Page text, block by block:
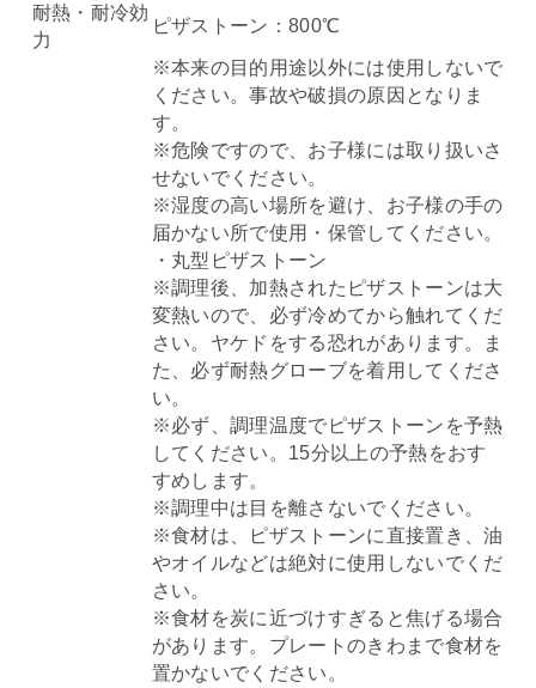
耐熱・耐冷効
力
ピザストーン：800℃
※本来の目的用途以外には使用しないで
ください。事故や破損の原因となりま
す。
※危険ですので、お子様には取り扱いさ
せないでください。
※湿度の高い場所を避け、お子様の手の
届かない所で使用・保管してください。
・丸型ピザストーン
※調理後、加熱されたピザストーンは大
変熱いので、必ず冷めてから触れてくだ
さい。ヤケドをする恐れがあります。ま
た、必ず耐熱グローブを着用してくださ
い。
※必ず、調理温度でピザストーンを予熱
してください。15分以上の予熱をおす
すめします。
※調理中は目を離さないでください。
※食材は、ピザストーンに直接置き、油
やオイルなどは絶対に使用しないでくだ
さい。
※食材を炭に近づけすぎると焦げる場合
があります。プレートのきわまで食材を
置かないでください。